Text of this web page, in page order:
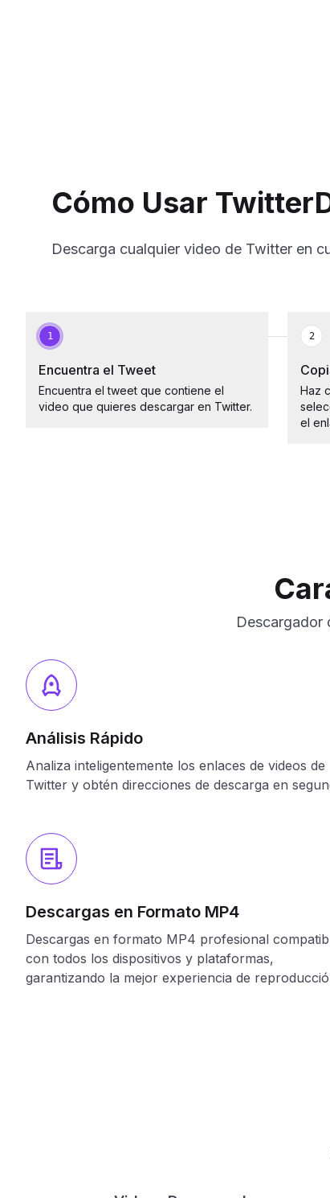
Cómo Usar
Descarga cualquier video de Twitter en
1
Encuentra el Tweet
Encuentra el tweet que contiene el
video que quieres descargar en Twitter.
2
Haz
el
Descargador
Análisis Rápido
Analiza inteligentemente los enlaces de videos de
Twitter y obtén direcciones de descarga en
Descargas en Formato MP4
Descargas en formato MP4 profesional
con todos los dispositivos y plataformas,
garantizando la mejor experiencia de